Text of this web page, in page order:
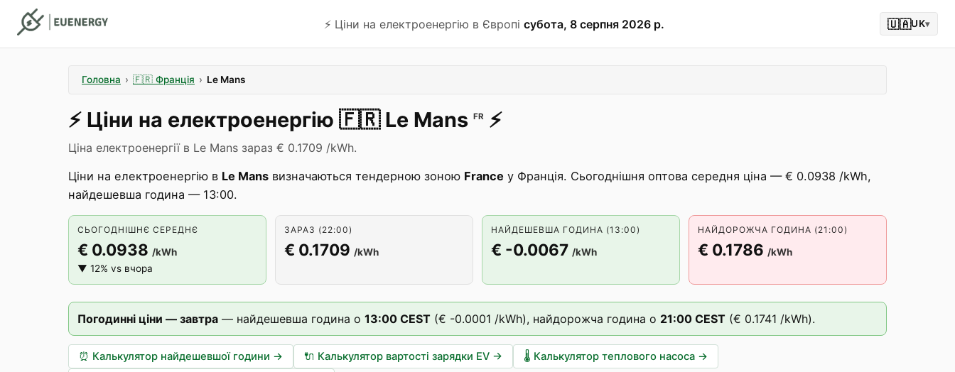
⚡️ Ціни на електроенергію в Європі субота, 8 серпня 2026 р. 🇺🇦UK▾
Головна › 🇫🇷 Франція › Le Mans
⚡️ Ціни на електроенергію 🇫🇷 Le Mans FR ⚡️
Ціна електроенергії в Le Mans зараз € 0.1709 /kWh.
Ціни на електроенергію в Le Mans визначаються тендерною зоною France у Франція. Сьогоднішня оптова середня ціна — € 0.0938 /kWh,
найдешевша година — 13:00.
СЬОГОДНІШНЄ СЕРЕДНЄ
€ 0.0938 /kWh
▼ 12% vs вчора
ЗАРАЗ (22:00)
€ 0.1709 /kWh
НАЙДЕШЕВША ГОДИНА (13:00)
€ -0.0067 /kWh
НАЙДОРОЖЧА ГОДИНА (21:00)
€ 0.1786 /kWh
Погодинні ціни — завтра — найдешевша година о 13:00 CEST (€ -0.0001 /kWh), найдорожча година о 21:00 CEST (€ 0.1741 /kWh).
⏰ Калькулятор найдешевшої години → 🔌 Калькулятор вартості зарядки EV → 🌡️ Калькулятор теплового насоса →